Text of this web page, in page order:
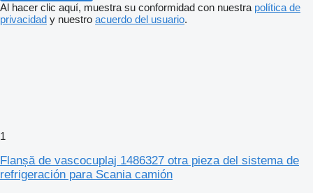
Al hacer clic aquí, muestra su conformidad con nuestra política de
privacidad y nuestro acuerdo del usuario.
1
Flanșă de vascocuplaj 1486327 otra pieza del sistema de
refrigeración para Scania camión